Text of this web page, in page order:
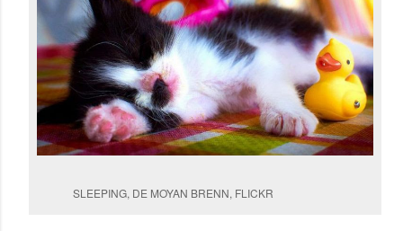
SLEEPING, DE MOYAN BRENN, FLICKR